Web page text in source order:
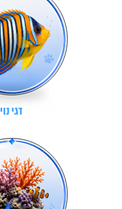
דגי נוי